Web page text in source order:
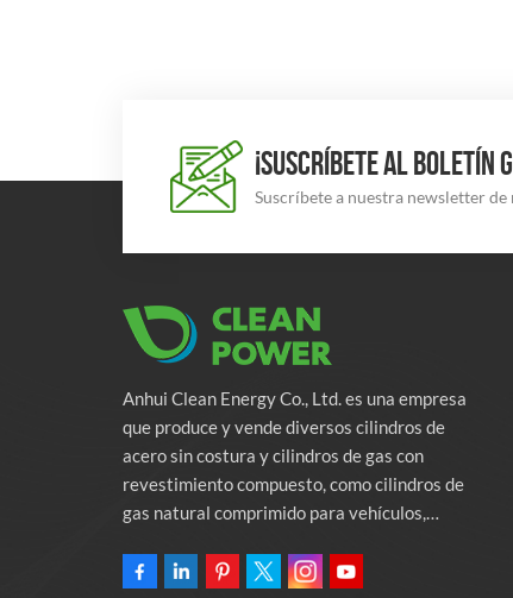
¡SUSCRÍBETE AL BOLETÍN
Suscríbete a nuestra newsletter
Anhui Clean Energy Co., Ltd. es una empresa
que produce y vende diversos cilindros de
acero sin costura y cilindros de gas con
revestimiento compuesto, como cilindros de
gas natural comprimido para vehículos,
incendios. La empresa se compromete a